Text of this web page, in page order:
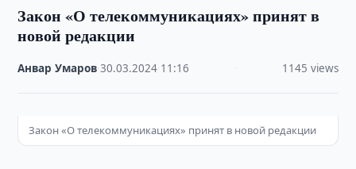
Закон «О телекоммуникациях» принят в
новой редакции
Анвар Умаров ·30.03.2024 11:16 1145 views
Закон «О телекоммуникациях» принят в новой редакции